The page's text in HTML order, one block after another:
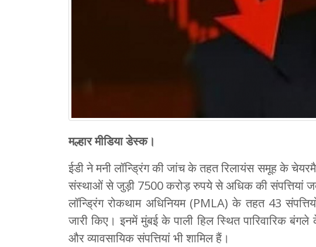
मल्हार मीडिया डेस्क।
ईडी ने मनी लॉन्ड्रिंग की जांच के तहत रिलायंस समूह के
संस्थाओं से जुड़ी 7500 करोड़ रुपये से अधिक की संपत्तियां
लॉन्ड्रिंग रोकथाम अधिनियम (PMLA) के तहत 43
जारी किए। इनमें मुंबई के पाली हिल स्थित पारिवारिक
और व्यावसायिक संपत्तियां भी शामिल हैं।